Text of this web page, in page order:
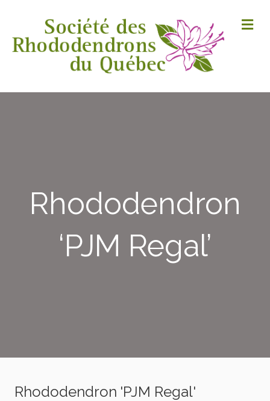
Rhododendron
‘PJM Regal’
Rhododendron 'PJM Regal'